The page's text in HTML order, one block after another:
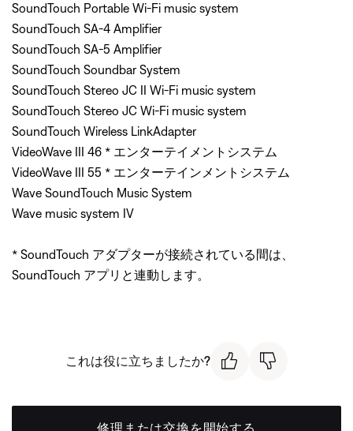
SoundTouch Portable Wi-Fi music system
SoundTouch SA-4 Amplifier
SoundTouch SA-5 Amplifier
SoundTouch Soundbar System
SoundTouch Stereo JC II Wi-Fi music system
SoundTouch Stereo JC Wi-Fi music system
SoundTouch Wireless LinkAdapter
VideoWave III 46 * エンターテイメントシステム
VideoWave III 55 * エンターテインメントシステム
Wave SoundTouch Music System
Wave music system IV
* SoundTouch アダプターが接続されている間は、
SoundTouch アプリと連動します。
これは役に立ちましたか?
修理または交換を開始する